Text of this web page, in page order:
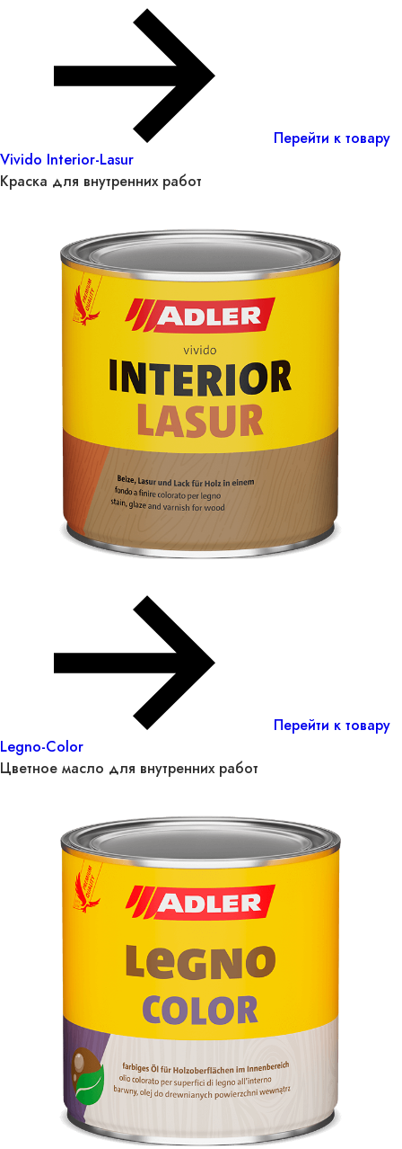
Перейти к товару
Vivido Interior-Lasur
Краска для внутренних работ
Перейти к товару
Legno-Color
Цветное масло для внутренних работ